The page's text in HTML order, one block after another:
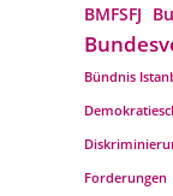
BMFSFJ
Bündnis
Forderungen